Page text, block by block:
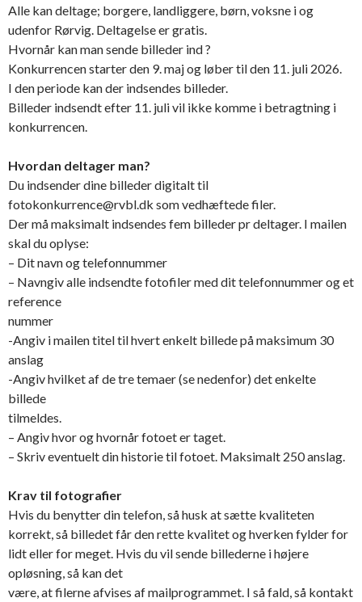
Alle kan deltage; borgere, landliggere, børn, voksne i og
udenfor Rørvig. Deltagelse er gratis.
Hvornår kan man sende billeder ind ?
Konkurrencen starter den 9. maj og løber til den 11. juli 2026.
I den periode kan der indsendes billeder.
Billeder indsendt efter 11. juli vil ikke komme i betragtning i
konkurrencen.
Hvordan deltager man?
Du indsender dine billeder digitalt til
fotokonkurrence@rvbl.dk som vedhæftede filer.
Der må maksimalt indsendes fem billeder pr deltager. I mailen
skal du oplyse:
– Dit navn og telefonnummer
– Navngiv alle indsendte fotofiler med dit telefonnummer og et
reference
nummer
-Angiv i mailen titel til hvert enkelt billede på maksimum 30
anslag
-Angiv hvilket af de tre temaer (se nedenfor) det enkelte
billede
tilmeldes.
– Angiv hvor og hvornår fotoet er taget.
– Skriv eventuelt din historie til fotoet. Maksimalt 250 anslag.
Krav til fotografier
Hvis du benytter din telefon, så husk at sætte kvaliteten
korrekt, så billedet får den rette kvalitet og hverken fylder for
lidt eller for meget. Hvis du vil sende billederne i højere
opløsning, så kan det
være, at filerne afvises af mailprogrammet. I så fald, så kontakt